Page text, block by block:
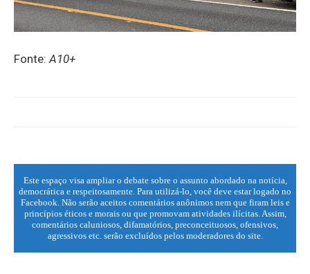
Fonte: A10+
Este espaço visa ampliar o debate sobre o assunto abordado na notícia,
democrática e respeitosamente. Para utilizá-lo, você deve estar logado no
Facebook. Não serão aceitos comentários anônimos nem que firam leis e
princípios éticos e morais ou que promovam atividades ilícitas. Assim,
comentários caluniosos, difamatórios, preconceituosos, ofensivos,
agressivos etc. serão excluídos pelos moderadores do site.